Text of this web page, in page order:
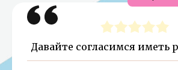
Давайте согласимся иметь